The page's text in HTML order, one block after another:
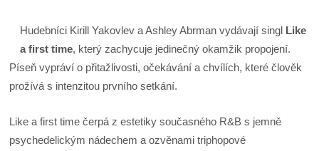
Hudebníci Kirill Yakovlev a Ashley Abrman vydávají singl Like
a first time, který zachycuje jedinečný okamžik propojení.
Píseň vypráví o přitažlivosti, očekávání a chvílích, které člověk
prožívá s intenzitou prvního setkání.
Like a first time čerpá z estetiky současného R&B s jemně
psychedelickým nádechem a ozvěnami triphopové